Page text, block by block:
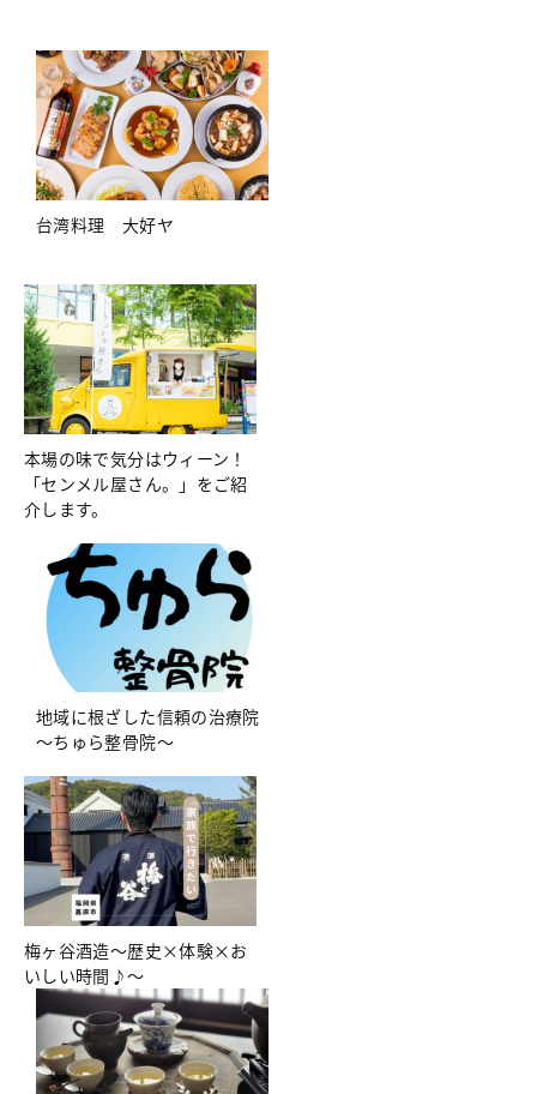
台湾料理 大好ヤ
本場の味で気分はウィーン！
「センメル屋さん。」をご紹
介します。
地域に根ざした信頼の治療院
～ちゅら整骨院～
梅ヶ谷酒造～歴史×体験×お
いしい時間♪～